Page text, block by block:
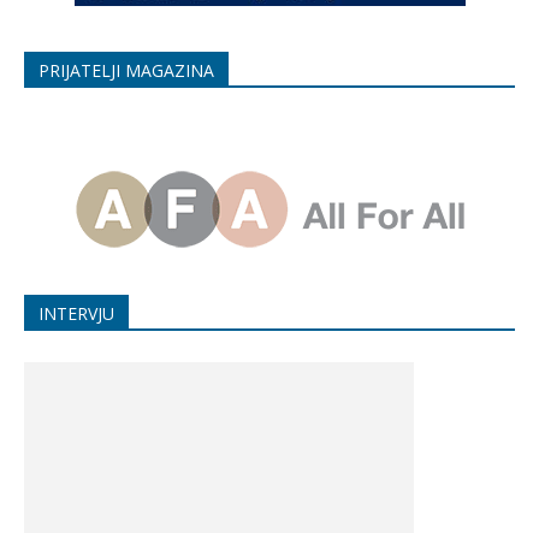
PRIJATELJI MAGAZINA
INTERVJU